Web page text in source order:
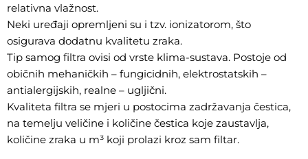
relativna vlažnost.
Neki uređaji opremljeni su i tzv. ionizatorom, što
osigurava dodatnu kvalitetu zraka.
Tip samog filtra ovisi od vrste klima-sustava. Postoje od
običnih mehaničkih – fungicidnih, elektrostatskih –
antialergijskih, realne – ugljični.
Kvaliteta filtra se mjeri u postocima zadržavanja čestica,
na temelju veličine i količine čestica koje zaustavlja,
količine zraka u m³ koji prolazi kroz sam filtar.